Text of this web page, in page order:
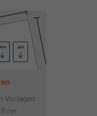
Vorlagen